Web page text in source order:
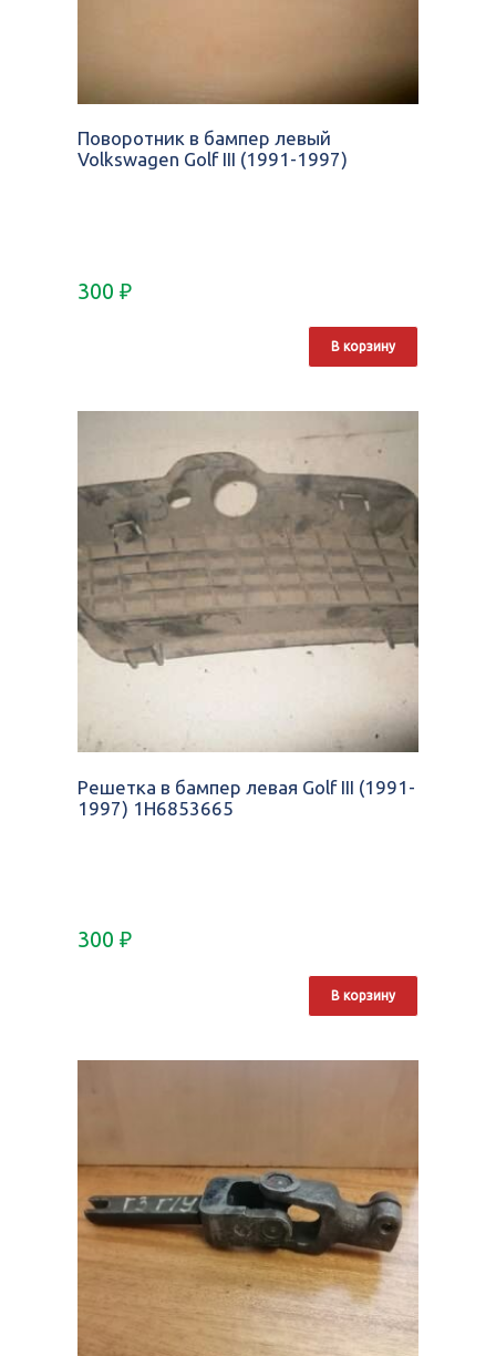
Поворотник в бампер левый
Volkswagen Golf III (1991-1997)
300 ₽
В корзину
Решетка в бампер левая Golf III (1991-
1997) 1H6853665
300 ₽
В корзину